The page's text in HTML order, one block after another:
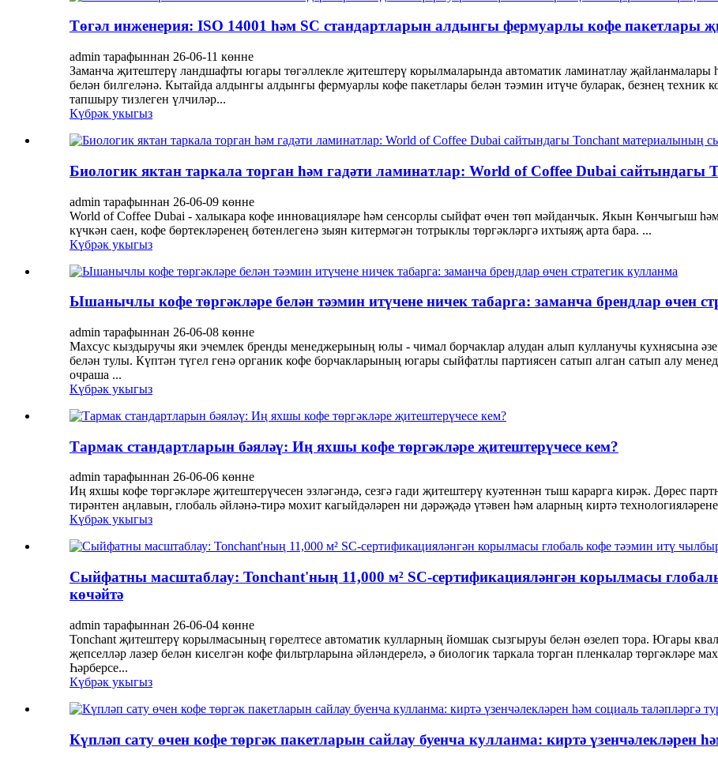
Төгәл инженерия: ISO 14001 һәм SC стандартларын алдынгы фермуарлы кофе пакетлары
admin тарафыннан 26-06-11 көнне
Заманча җитештерү ландшафты югары төгәллекле җитештерү корылмаларында автоматик ламинатлау
белән билгеләнә. Кытайда алдынгы алдынгы фермуарлы кофе пакетлары белән тәэмин итүче буларак, безнең техник
тапшыру тизлеген үлчиләр...
Күбрәк укыгыз
Биологик яктан таркала торган һәм гадәти ламинатлар: World of Coffee Dubai
admin тарафыннан 26-06-09 көнне
World of Coffee Dubai - халыкара кофе инновацияләре һәм сенсорлы сыйфат өчен төп мәйданчык. Якын Көнчыгыш һәм
күчкән саен, кофе бөртекләренең бөтенлегенә зыян китермәгән тотрыклы төргәкләргә ихтыяҗ арта бара. ...
Күбрәк укыгыз
Ышанычлы кофе төргәкләре белән тәэмин итүчене ничек табарга: заманча брендлар өчен
admin тарафыннан 26-06-08 көнне
Махсус кыздыручы яки эчемлек бренды менеджерының юлы - чимал борчаклар алудан алып кулланучы кухнясына
белән тулы. Күптән түгел генә органик кофе борчакларының югары сыйфатлы партиясен сатып алган сатып алу
очраша ...
Күбрәк укыгыз
Тармак стандартларын бәяләү: Иң яхшы кофе төргәкләре җитештерүчесе кем?
admin тарафыннан 26-06-06 көнне
Иң яхшы кофе төргәкләре җитештерүчесен эзләгәндә, сезгә гади җитештерү куәтеннән тыш карарга кирәк. Дөрес
тирәнтен аңлавын, глобаль әйләнә-тирә мохит кагыйдәләрен ни дәрәҗәдә үтәвен һәм аларның киртә
Күбрәк укыгыз
Сыйфатны масштаблау: Tonchant'ның 11,000 м² SC-сертификацияләнгән корылмасы
көчәйтә
admin тарафыннан 26-06-04 көнне
Tonchant җитештерү корылмасының гөрелтесе автоматик кулларның йомшак сызгыруы белән өзелеп тора. Югары
җепселләр лазер белән киселгән кофе фильтрларына әйләндерелә, ә биологик таркала торган пленкалар төргәкләре
Һәрберсе...
Күбрәк укыгыз
Күпләп сату өчен кофе төргәк пакетларын сайлау буенча кулланма: киртә үзенчәлекләрен